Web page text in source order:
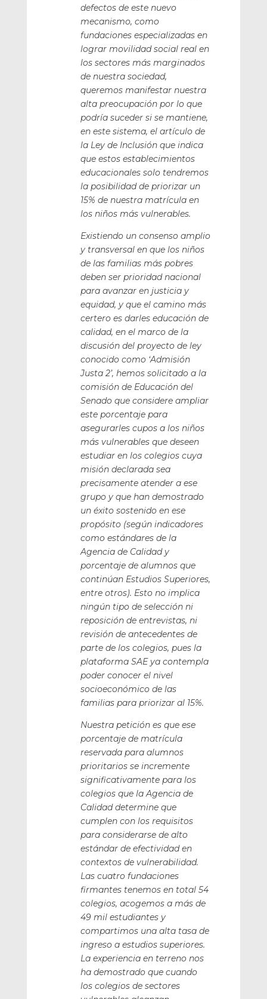
defectos de este nuevo
mecanismo, como
fundaciones especializadas en
lograr movilidad social real en
los sectores más marginados
de nuestra sociedad,
queremos manifestar nuestra
alta preocupación por lo que
podría suceder si se mantiene,
en este sistema, el artículo de
la Ley de Inclusión que indica
que estos establecimientos
educacionales solo tendremos
la posibilidad de priorizar un
15% de nuestra matrícula en
los niños más vulnerables.
Existiendo un consenso amplio
y transversal en que los niños
de las familias más pobres
deben ser prioridad nacional
para avanzar en justicia y
equidad, y que el camino más
certero es darles educación de
calidad, en el marco de la
discusión del proyecto de ley
conocido como ‘Admisión
Justa 2’, hemos solicitado a la
comisión de Educación del
Senado que considere ampliar
este porcentaje para
asegurarles cupos a los niños
más vulnerables que deseen
estudiar en los colegios cuya
misión declarada sea
precisamente atender a ese
grupo y que han demostrado
un éxito sostenido en ese
propósito (según indicadores
como estándares de la
Agencia de Calidad y
porcentaje de alumnos que
continúan Estudios Superiores,
entre otros). Esto no implica
ningún tipo de selección ni
reposición de entrevistas, ni
revisión de antecedentes de
parte de los colegios, pues la
plataforma SAE ya contempla
poder conocer el nivel
socioeconómico de las
familias para priorizar al 15%.
Nuestra petición es que ese
porcentaje de matrícula
reservada para alumnos
prioritarios se incremente
significativamente para los
colegios que la Agencia de
Calidad determine que
cumplen con los requisitos
para considerarse de alto
estándar de efectividad en
contextos de vulnerabilidad.
Las cuatro fundaciones
firmantes tenemos en total 54
colegios, acogemos a más de
49 mil estudiantes y
compartimos una alta tasa de
ingreso a estudios superiores.
La experiencia en terreno nos
ha demostrado que cuando
los colegios de sectores